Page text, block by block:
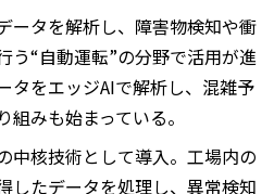
ータを解析し、障害物検知や衝
う“自動運転”の分野で活用が進
タをエッジAIで解析し、混雑予
みも始まっている。
中核技術として導入。工場内の
したデータを処理し、異常検知